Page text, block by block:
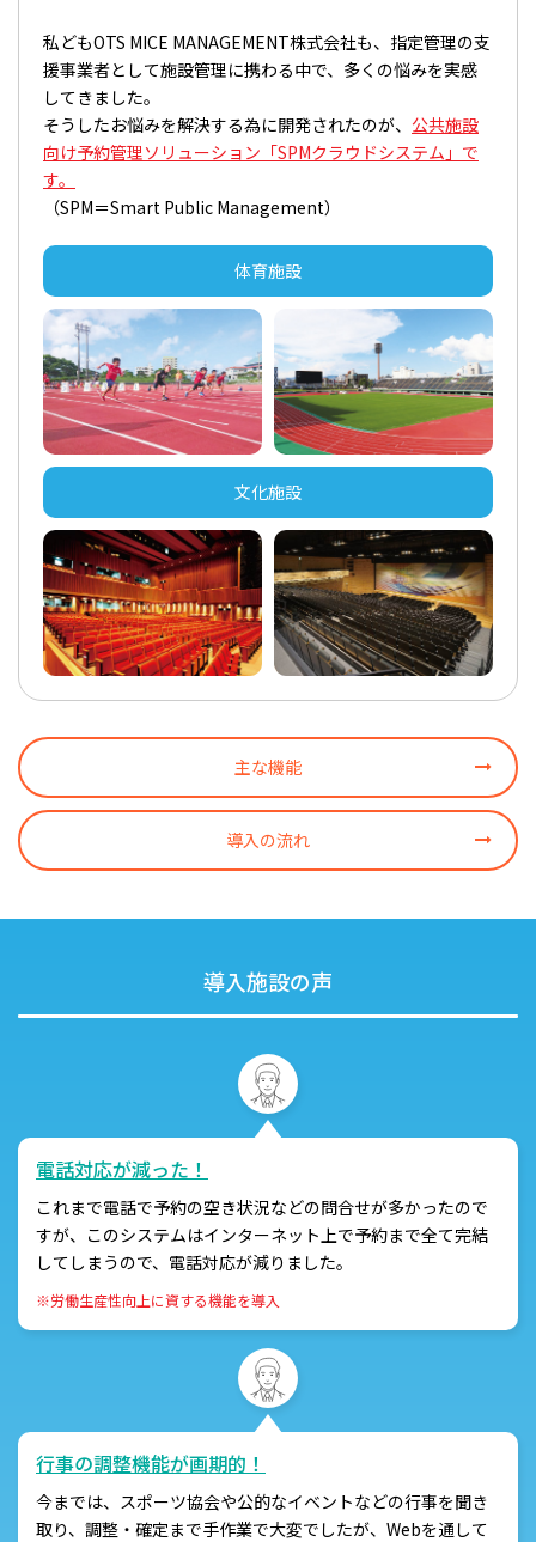
私どもOTS MICE MANAGEMENT株式会社も、指定管理の支
援事業者として施設管理に携わる中で、多くの悩みを実感
してきました。
そうしたお悩みを解決する為に開発されたのが、 公共施設
向け予約管理ソリューション「SPMクラウドシステム」で
す。
（SPM＝Smart Public Management）
体育施設
文化施設
主な機能
導入の流れ
導入施設の声
電話対応が減った！
これまで電話で予約の空き状況などの問合せが多かったので
すが、このシステムはインターネット上で予約まで全て完結
してしまうので、電話対応が減りました。
※労働生産性向上に資する機能を導入
行事の調整機能が画期的！
今までは、スポーツ協会や公的なイベントなどの行事を聞き
取り、調整・確定まで手作業で大変でしたが、Webを通して